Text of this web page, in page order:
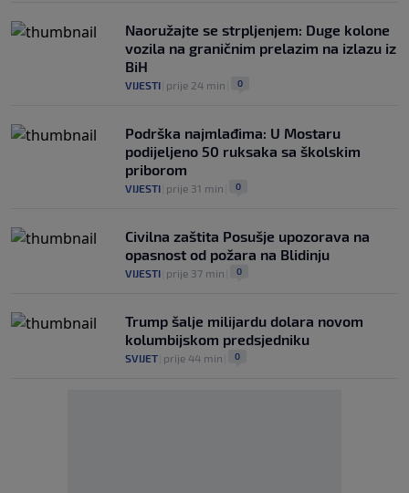
Naoružajte se strpljenjem: Duge kolone
vozila na graničnim prelazim na izlazu iz
BiH
VIJESTI prije 24 min 0
Podrška najmlađima: U Mostaru
podijeljeno 50 ruksaka sa školskim
priborom
VIJESTI prije 31 min 0
Civilna zaštita Posušje upozorava na
opasnost od požara na Blidinju
VIJESTI prije 37 min 0
Trump šalje milijardu dolara novom
kolumbijskom predsjedniku
SVIJET prije 44 min 0